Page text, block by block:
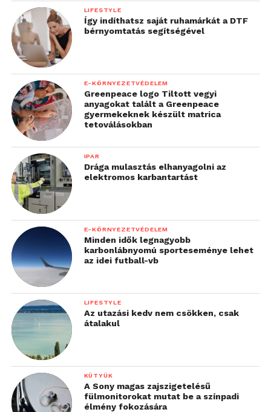
LIFESTYLE
Így indíthatsz saját ruhamárkát a DTF
bérnyomtatás segítségével
E-KÖRNYEZETVÉDELEM
Greenpeace logo Tiltott vegyi
anyagokat talált a Greenpeace
gyermekeknek készült matrica
tetoválásokban
IPAR
Drága mulasztás elhanyagolni az
elektromos karbantartást
E-KÖRNYEZETVÉDELEM
Minden idők legnagyobb
karbonlábnyomú sporteseménye lehet
az idei futball-vb
LIFESTYLE
Az utazási kedv nem csökken, csak
átalakul
KÜTYÜK
A Sony magas zajszigetelésű
fülmonitorokat mutat be a színpadi
élmény fokozására